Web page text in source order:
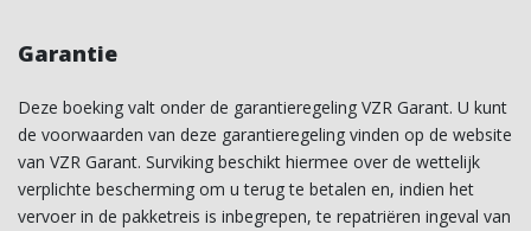
Garantie
Deze boeking valt onder de garantieregeling VZR Garant. U kunt
de voorwaarden van deze garantieregeling vinden op de website
van VZR Garant. Surviking beschikt hiermee over de wettelijk
verplichte bescherming om u terug te betalen en, indien het
vervoer in de pakketreis is inbegrepen, te repatriëren ingeval van